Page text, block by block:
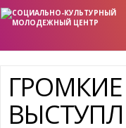
ГРОМКИЕ